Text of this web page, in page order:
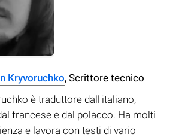
Kryvoruchko, Scrittore tecnico
è traduttore dall'italiano,
francese e dal polacco. Ha molti
e lavora con testi di vario